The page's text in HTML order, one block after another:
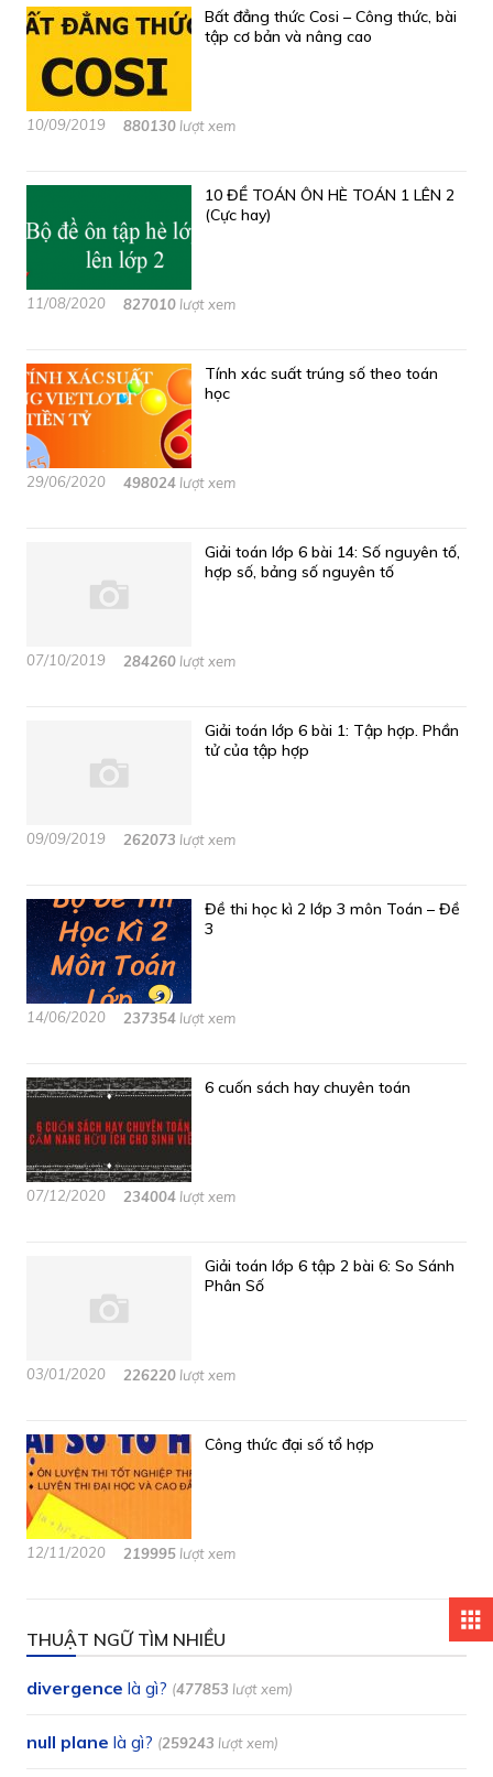
Bất đẳng thức Cosi – Công thức, bài
tập cơ bản và nâng cao
10/09/2019 880130 lượt xem
10 ĐỀ TOÁN ÔN HÈ TOÁN 1 LÊN 2
(Cực hay)
11/08/2020 827010 lượt xem
Tính xác suất trúng số theo toán
học
29/06/2020 498024 lượt xem
Giải toán lớp 6 bài 14: Số nguyên tố,
hợp số, bảng số nguyên tố
07/10/2019 284260 lượt xem
Giải toán lớp 6 bài 1: Tập hợp. Phần
tử của tập hợp
09/09/2019 262073 lượt xem
Đề thi học kì 2 lớp 3 môn Toán – Đề
3
14/06/2020 237354 lượt xem
6 cuốn sách hay chuyên toán
07/12/2020 234004 lượt xem
Giải toán lớp 6 tập 2 bài 6: So Sánh
Phân Số
03/01/2020 226220 lượt xem
Công thức đại số tổ hợp
12/11/2020 219995 lượt xem
THUẬT NGỮ TÌM NHIỀU
divergence là gì? (477853 lượt xem)
null plane là gì? (259243 lượt xem)
apps